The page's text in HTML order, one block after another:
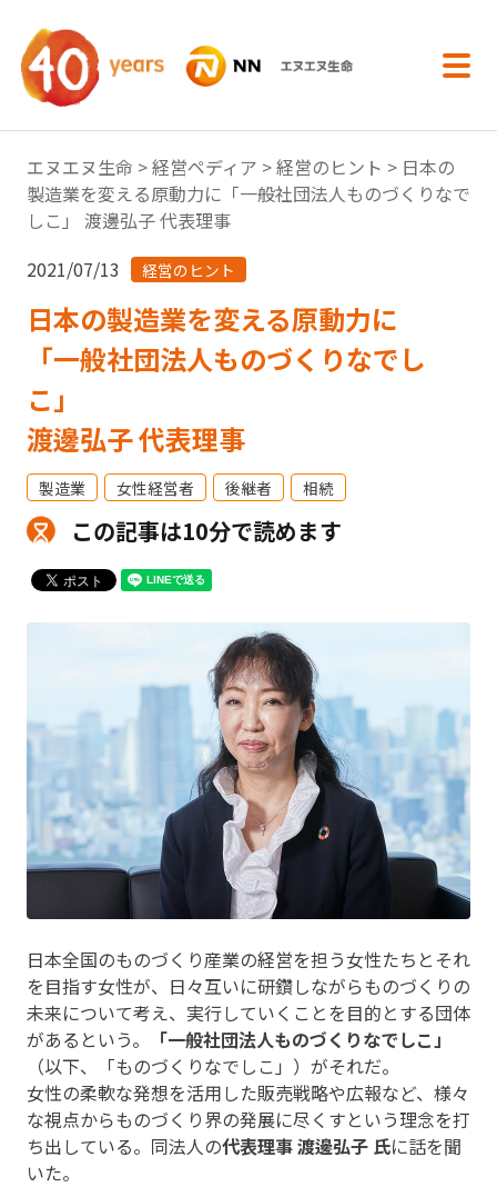
エヌエヌ生命 >経営ペディア >経営のヒント > 日本の
製造業を変える原動力に「一般社団法人ものづくりなで
しこ」 渡邊弘子 代表理事
2021/07/13
経営のヒント
日本の製造業を変える原動力に
「一般社団法人ものづくりなでし
こ」
渡邊弘子 代表理事
製造業 女性経営者 後継者 相続
この記事は10分で読めます
日本全国のものづくり産業の経営を担う女性たちとそれ
を目指す女性が、日々互いに研鑽しながらものづくりの
未来について考え、実行していくことを目的とする団体
があるという。
「一般社団法人ものづくりなでしこ」
（以下、「ものづくりなでしこ」）がそれだ。
女性の柔軟な発想を活用した販売戦略や広報など、様々
な視点からものづくり界の発展に尽くすという理念を打
ち出している。同法人の代表理事 渡邊弘子 氏に話を聞
いた。